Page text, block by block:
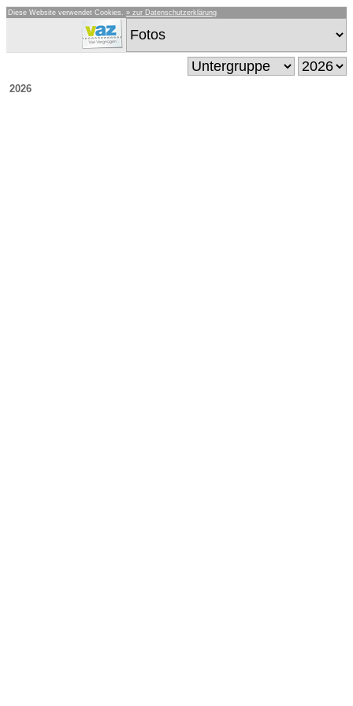
Diese Website verwendet Cookies. » zur Datenschutzerklärung
2026